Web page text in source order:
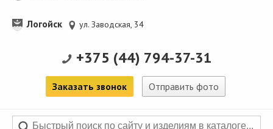
Логойск ул. Заводская, 34
+375 (44) 794-37-31
Заказать звонок Отправить фото